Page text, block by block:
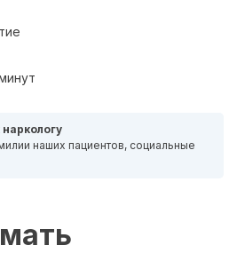
наших пациентов, социальные